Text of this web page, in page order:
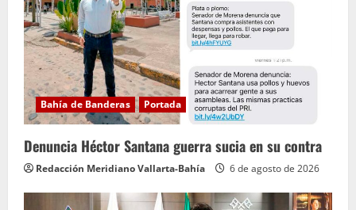
Bahía de Banderas Portada
Denuncia Héctor Santana guerra sucia en su contra
Redacción Meridiano Vallarta-Bahía 6 de agosto de 2026